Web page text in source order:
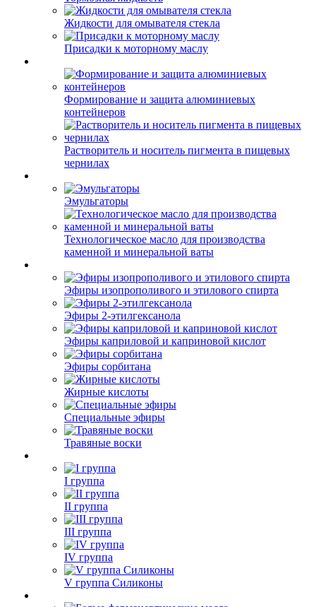
Жидкости для омывателя стекла
Присадки к моторному маслу
Формирование и защита алюминиевых
контейнеров
Растворитель и носитель пигмента в пищевых
чернилах
Эмульгаторы
Технологическое масло для производства
каменной и минеральной ваты
Эфиры изопрополивого и этилового спирта
Эфиры 2-этилгексанола
Эфиры каприловой и каприновой кислот
Эфиры сорбитана
Жирные кислоты
Специальные эфиры
Травяные воски
I группа
II группа
III группа
IV группа
V группа Силиконы